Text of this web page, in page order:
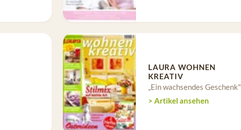
LAURA WOHNEN
KREATIV
„Ein wachsendes Geschenk"
> Artikel ansehen